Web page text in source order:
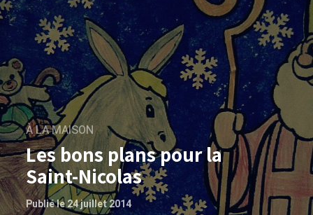
À LA MAISON
Les bons plans pour la
Saint-Nicolas
Publié le 24 juillet 2014